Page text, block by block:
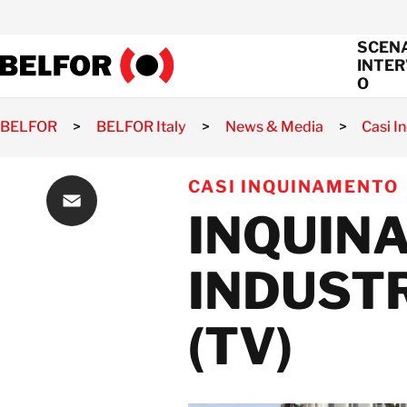
content
O
Prime
Ripristino
BELFOR > BELFOR Italy > News & Media > Casi
CASI INQUINAMENTO
(TV)